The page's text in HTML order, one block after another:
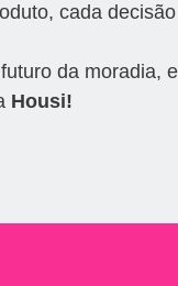
cada
da moradia,
Housi!